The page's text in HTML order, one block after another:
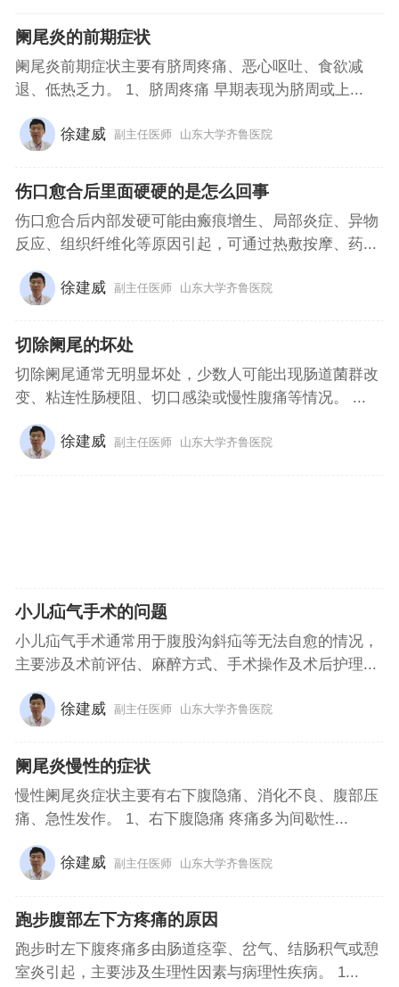
阑尾炎的前期症状
阑尾炎前期症状主要有脐周疼痛、恶心呕吐、食欲减
退、低热乏力。 1、脐周疼痛 早期表现为脐周或上...
徐建威 副主任医师 山东大学齐鲁医院
伤口愈合后里面硬硬的是怎么回事
伤口愈合后内部发硬可能由瘢痕增生、局部炎症、异物
反应、组织纤维化等原因引起，可通过热敷按摩、药...
徐建威 副主任医师 山东大学齐鲁医院
切除阑尾的坏处
切除阑尾通常无明显坏处，少数人可能出现肠道菌群改
变、粘连性肠梗阻、切口感染或慢性腹痛等情况。 ...
徐建威 副主任医师 山东大学齐鲁医院
小儿疝气手术的问题
小儿疝气手术通常用于腹股沟斜疝等无法自愈的情况，
主要涉及术前评估、麻醉方式、手术操作及术后护理...
徐建威 副主任医师 山东大学齐鲁医院
阑尾炎慢性的症状
慢性阑尾炎症状主要有右下腹隐痛、消化不良、腹部压
痛、急性发作。 1、右下腹隐痛 疼痛多为间歇性...
徐建威 副主任医师 山东大学齐鲁医院
跑步腹部左下方疼痛的原因
跑步时左下腹疼痛多由肠道痉挛、岔气、结肠积气或憩
室炎引起，主要涉及生理性因素与病理性疾病。 1...